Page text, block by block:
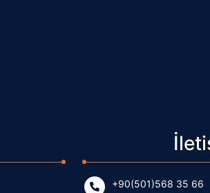
+90(501)568 35 66